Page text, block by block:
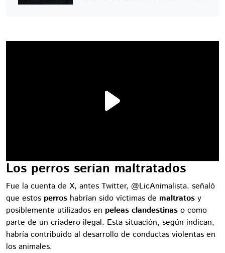
Los perros serían maltratados
Fue la cuenta de X, antes Twitter, @LicAnimalista, señaló
que estos perros habrían sido víctimas de maltratos y
posiblemente utilizados en peleas clandestinas o como
parte de un criadero ilegal. Esta situación, según indican,
habría contribuido al desarrollo de conductas violentas en
los animales.